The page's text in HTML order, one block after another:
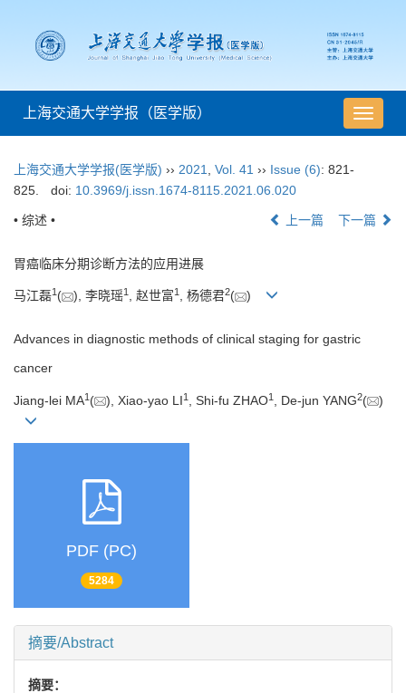
导
航
上海交通大学学报（医学版）
上海交通大学学报(医学版) ›› 2021 Vol. 41 ›› Issue (6): 821-
825.
doi: 10.3969/j.issn.1674-8115.2021.06.020
• 综述 • 上一篇 下一篇
胃癌临床分期诊断方法的应用进展
马江磊1 ( ), 李晓瑶1 , 赵世富1 , 杨德君2( )
Advances in diagnostic methods of clinical staging for gastric
cancer
Jiang-lei MA1 ( ), Xiao-yao LI1 , Shi-fu ZHAO1 , De-jun YANG2( )
PDF (PC)
5284
摘要/Abstract
摘要：